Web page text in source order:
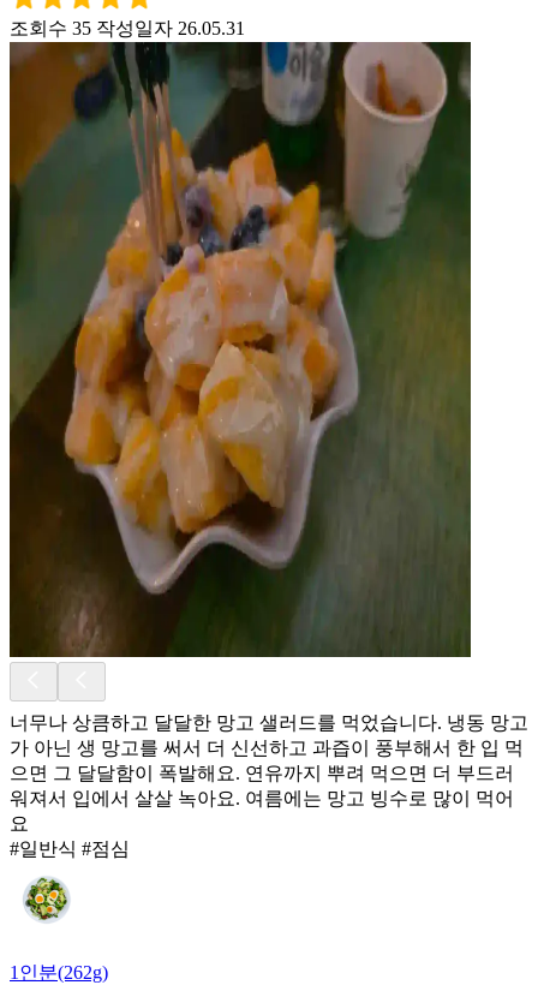
조회수 35 작성일자 26.05.31
너무나 상큼하고 달달한 망고 샐러드를 먹었습니다. 냉동 망고
가 아닌 생 망고를 써서 더 신선하고 과즙이 풍부해서 한 입 먹
으면 그 달달함이 폭발해요. 연유까지 뿌려 먹으면 더 부드러
워져서 입에서 살살 녹아요. 여름에는 망고 빙수로 많이 먹어
요
#일반식 #점심
1인분(262g)